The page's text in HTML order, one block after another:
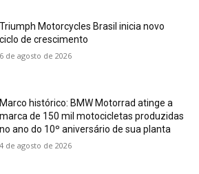
Triumph Motorcycles Brasil inicia novo
ciclo de crescimento
6 de agosto de 2026
Marco histórico: BMW Motorrad atinge a
marca de 150 mil motocicletas produzidas
no ano do 10º aniversário de sua planta
4 de agosto de 2026